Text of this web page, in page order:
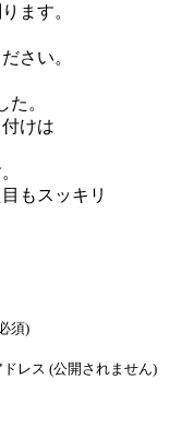
ます。
さい。
。
けは
もスッキリ
須)
ドレス (公開されません)